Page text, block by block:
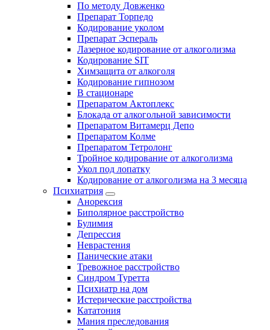
По методу Довженко
Препарат Торпедо
Кодирование уколом
Препарат Эспераль
Лазерное кодирование от алкоголизма
Кодирование SIT
Химзащита от алкоголя
Кодирование гипнозом
В стационаре
Препаратом Актоплекс
Блокада от алкогольной зависимости
Препаратом Витамерц Депо
Препаратом Колме
Препаратом Тетролонг
Тройное кодирование от алкоголизма
Укол под лопатку
Кодирование от алкоголизма на 3 месяца
Психиатрия
Анорексия
Биполярное расстройство
Булимия
Депрессия
Неврастения
Панические атаки
Тревожное расстройство
Синдром Туретта
Психиатр на дом
Истерические расстройства
Кататония
Мания преследования